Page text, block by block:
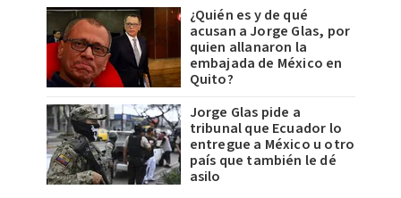
¿Quién es y de qué
acusan a Jorge Glas, por
quien allanaron la
embajada de México en
Quito?
Jorge Glas pide a
tribunal que Ecuador lo
entregue a México u otro
país que también le dé
asilo